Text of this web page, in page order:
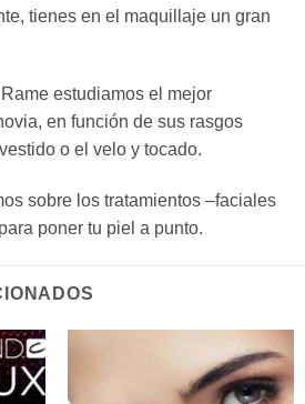
tienes en el maquillaje un gran
estudiamos el mejor
en función de sus rasgos
o el velo y tocado.
sobre los tratamientos –faciales
poner tu piel a punto.